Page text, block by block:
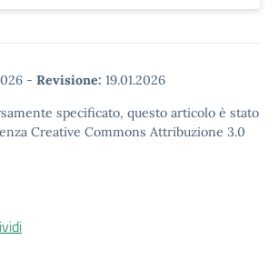
- Revisione: 19.01.2026
specificato, questo articolo è stato
Creative Commons Attribuzione 3.0